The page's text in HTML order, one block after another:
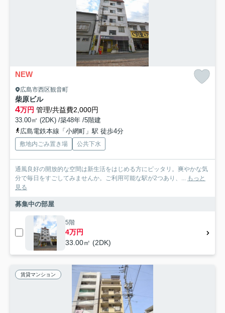
NEW
広島市西区観音町
柴原ビル
4万円 管理/共益費2,000円
33.00㎡ (2DK) /築48年 /5階建
広島電鉄本線「小網町」駅 徒歩4分
敷地内ごみ置き場 公共下水
通風良好の開放的な空間は新生活をはじめる方にピッタリ。爽やかな気
分で毎日をすごしてみませんか。ご利用可能な駅が2つあり、... もっと
見る
募集中の部屋
5階
4万円
33.00㎡ (2DK)
賃貸マンション